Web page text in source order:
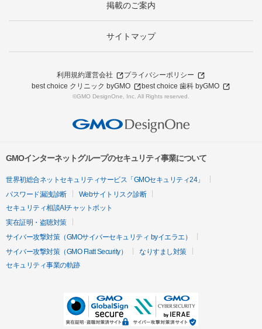
掲載のご案内
サイトマップ
利用規約運営会社
プライバシーポリシー
best choice クリニック byGMO
best choice 歯科 byGMO
©GMO DesignOne, Inc. All Rights reserved.
GMOインターネットグループのセキュリティ事業について
世界初総合ネットセキュリティサービス「GMOセキュリティ24」
パスワード漏洩診断
Webサイトリスク診断
セキュリティ相談AIチャットボット
実在証明・盗聴対策
サイバー攻撃対策（GMOサイバーセキュリティ byイエラエ）
サイバー攻撃対策（GMO Flatt Security）
なりすまし対策
セキュリティ事業の軌跡